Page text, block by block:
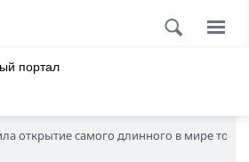
портал
открытие самого длинного в мире